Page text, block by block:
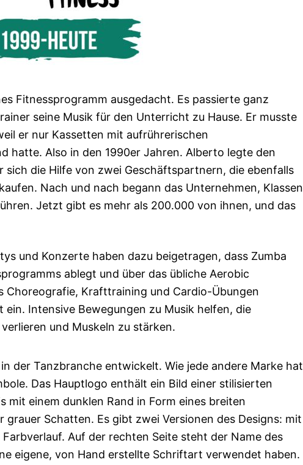
Fitnessprogramm ausgedacht. Es passierte ganz
seine Musik für den Unterricht zu Hause. Er musste
er nur Kassetten mit aufrührerischen
hatte. Also in den 1990er Jahren. Alberto legte den
sich die Hilfe von zwei Geschäftspartnern, die ebenfalls
Nach und nach begann das Unternehmen, Klassen
Jetzt gibt es mehr als 200.000 von ihnen, und das
und Konzerte haben dazu beigetragen, dass Zumba
ablegt und über das übliche Aerobic
Choreografie, Krafttraining und Cardio-Übungen
Intensive Bewegungen zu Musik helfen, die
und Muskeln zu stärken.
der Tanzbranche entwickelt. Wie jede andere Marke hat
Das Hauptlogo enthält ein Bild einer stilisierten
mit einem dunklen Rand in Form eines breiten
Schatten. Es gibt zwei Versionen des Designs: mit
Auf der rechten Seite steht der Name des
eigene, von Hand erstellte Schriftart verwendet haben.